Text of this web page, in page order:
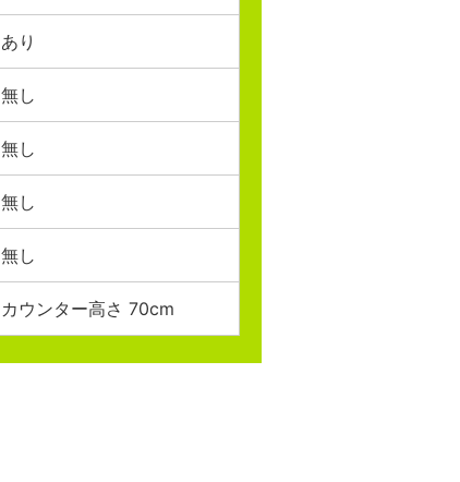
あり
無し
無し
無し
無し
カウンター高さ 70cm